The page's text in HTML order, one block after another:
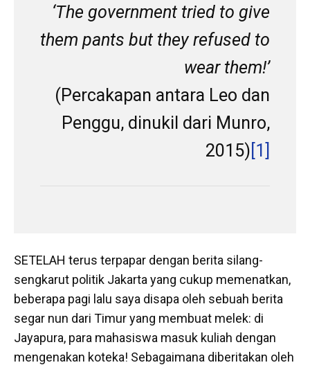
‘The government tried to give
them pants but they refused to
wear them!’
(Percakapan antara Leo dan
Penggu, dinukil dari Munro,
2015) [1]
SETELAH terus terpapar dengan berita silang-
sengkarut politik Jakarta yang cukup memenatkan,
beberapa pagi lalu saya disapa oleh sebuah berita
segar nun dari Timur yang membuat melek: di
Jayapura, para mahasiswa masuk kuliah dengan
mengenakan koteka! Sebagaimana diberitakan oleh